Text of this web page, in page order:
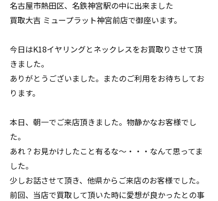
名古屋市熱田区、名鉄神宮駅の中に出来ました
買取大吉 ミュープラット神宮前店で御座います。
今日はK18イヤリングとネックレスをお買取りさせて頂
きました。
ありがとうございました。またのご利用をお待ちしてお
ります。
本日、朝一でご来店頂きました。物静かなお客様でし
た。
あれ？お見かけしたこと有るな～・・・なんて思ってま
した。
少しお話させて頂き、他県からご来店のお客様でした。
前回、当店で買取して頂いた時に愛想が良かったとの事